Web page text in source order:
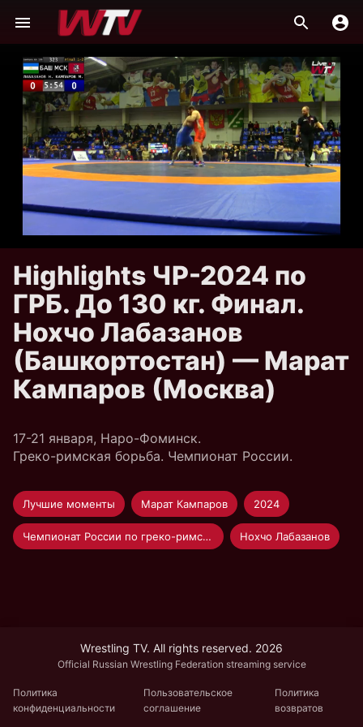
Highlights ЧР-2024 по
ГРБ. До 130 кг. Финал.
Нохчо Лабазанов
(Башкортостан) — Марат
Кампаров (Москва)
17-21 января, Наро-Фоминск.
Греко-римская борьба. Чемпионат России.
Лучшие моменты Марат Кампаров 2024
Чемпионат России по греко-римской борьбе Нохчо Лабазанов
Wrestling TV. All rights reserved. 2026
Official Russian Wrestling Federation streaming service
Политика
конфиденциальности
Пользовательское
соглашение
Политика
возвратов